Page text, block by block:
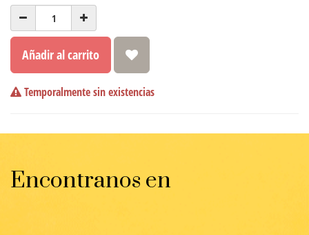
Añadir al carrito
Temporalmente sin existencias
Encontranos en